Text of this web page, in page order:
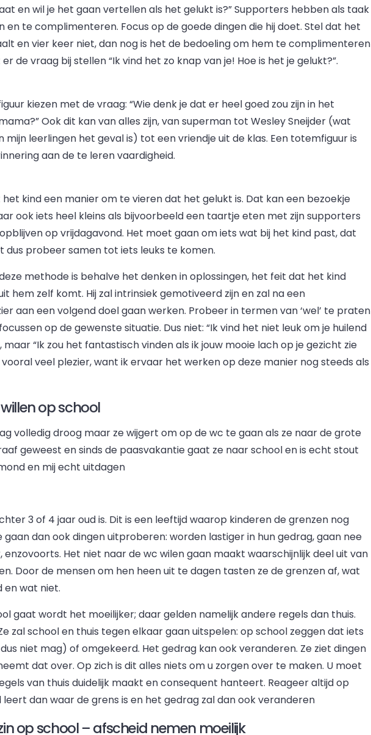
en wil je het gaan vertellen als het gelukt is?” Supporters hebben als taak
en te complimenteren. Focus op de goede dingen die hij doet. Stel dat het
en vier keer niet, dan nog is het de bedoeling om hem te complimenteren
de vraag bij stellen “Ik vind het zo knap van je! Hoe is het je gelukt?”.
kiezen met de vraag: “Wie denk je dat er heel goed zou zijn in het
Ook dit kan van alles zijn, van superman tot Wesley Sneijder (wat
leerlingen het geval is) tot een vriendje uit de klas. Een totemfiguur is
aan de te leren vaardigheid.
kind een manier om te vieren dat het gelukt is. Dat kan een bezoekje
ook iets heel kleins als bijvoorbeeld een taartje eten met zijn supporters
op vrijdagavond. Het moet gaan om iets wat bij het kind past, dat
dus probeer samen tot iets leuks te komen.
methode is behalve het denken in oplossingen, het feit dat het kind
hem zelf komt. Hij zal intrinsiek gemotiveerd zijn en zal na een
aan een volgend doel gaan werken. Probeer in termen van ‘wel’ te praten
op de gewenste situatie. Dus niet: “Ik vind het niet leuk om je huilend
“Ik zou het fantastisch vinden als ik jouw mooie lach op je gezicht zie
vooral veel plezier, want ik ervaar het werken op deze manier nog steeds als
op school
volledig droog maar ze wijgert om op de wc te gaan als ze naar de grote
geweest en sinds de paasvakantie gaat ze naar school en is echt stout
en mij echt uitdagen
3 of 4 jaar oud is. Dit is een leeftijd waarop kinderen de grenzen nog
gaan dan ook dingen uitproberen: worden lastiger in hun gedrag, gaan nee
Het niet naar de wc wilen gaan maakt waarschijnlijk deel uit van
Door de mensen om hen heen uit te dagen tasten ze de grenzen af, wat
wat niet.
gaat wordt het moeilijker; daar gelden namelijk andere regels dan thuis.
zal school en thuis tegen elkaar gaan uitspelen: op school zeggen dat iets
niet mag) of omgekeerd. Het gedrag kan ook veranderen. Ze ziet dingen
dat over. Op zich is dit alles niets om u zorgen over te maken. U moet
van thuis duidelijk maakt en consequent hanteert. Reageer altijd op
leert dan waar de grens is en het gedrag zal dan ook veranderen
op school – afscheid nemen moeilijk